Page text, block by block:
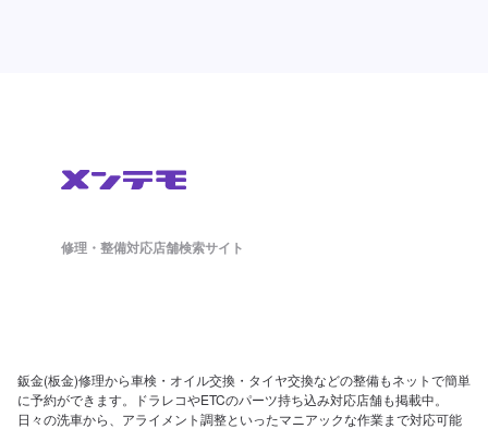
修理・整備対応店舗検索サイト
鈑金(板金)修理から車検・オイル交換・タイヤ交換などの整備もネットで簡単
に予約ができます。ドラレコやETCのパーツ持ち込み対応店舗も掲載中。
日々の洗車から、アライメント調整といったマニアックな作業まで対応可能